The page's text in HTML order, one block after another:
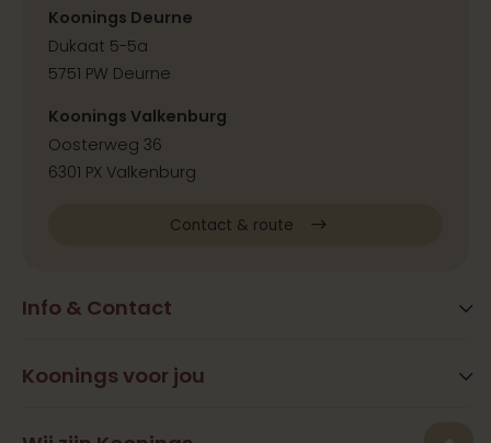
Info & Contact
FAQ
Koonings voor jou
Koonings Deurne
Dukaat 5-5a
5751 PW Deurne
Koonings Valkenburg
Oosterweg 36
6301 PX Valkenburg
Contact & route